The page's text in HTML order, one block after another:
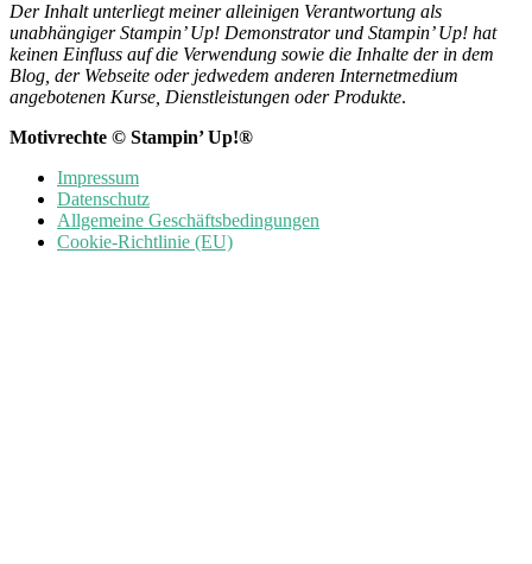
Der Inhalt unterliegt meiner alleinigen Verantwortung als
unabhängiger Stampin’ Up! Demonstrator und Stampin’ Up! hat
keinen Einfluss auf die Verwendung sowie die Inhalte der in dem
Blog, der Webseite oder jedwedem anderen Internetmedium
angebotenen Kurse, Dienstleistungen oder Produkte.
Motivrechte © Stampin’ Up!®
Impressum
Datenschutz
Allgemeine Geschäftsbedingungen
Cookie-Richtlinie (EU)